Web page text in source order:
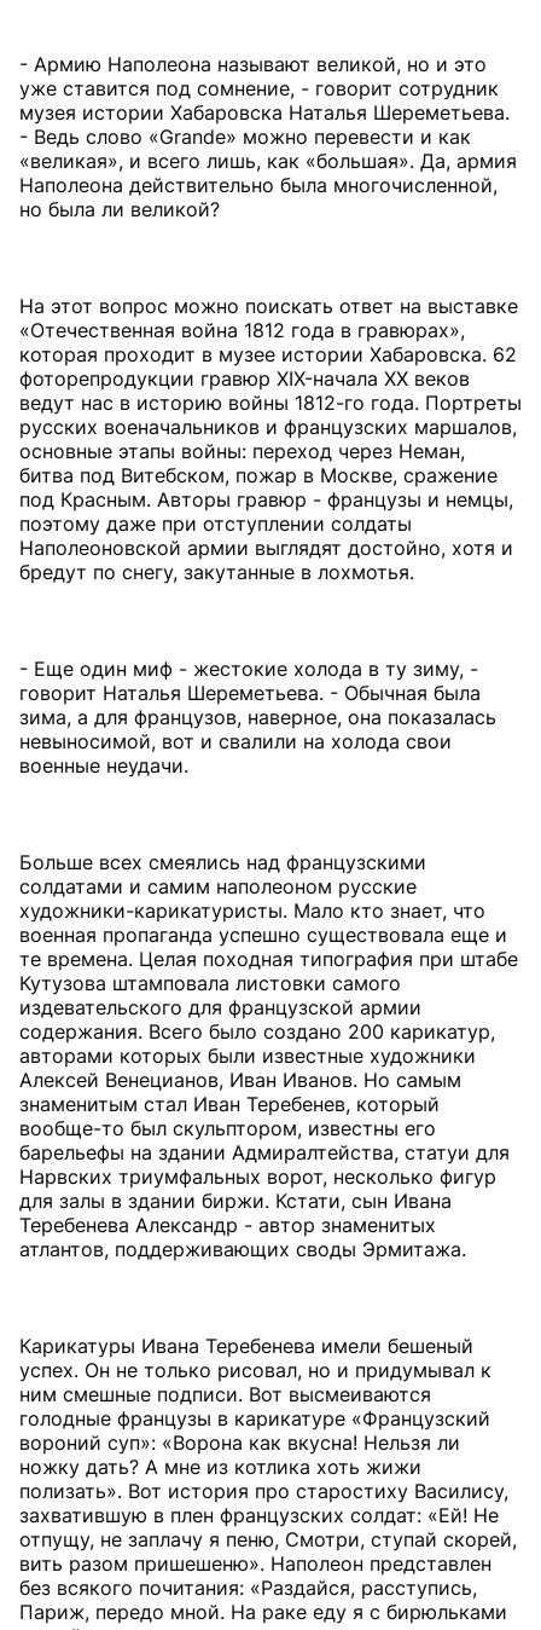
- Армию Наполеона называют великой, но и это
уже ставится под сомнение, - говорит сотрудник
музея истории Хабаровска Наталья Шереметьева.
- Ведь слово «Grande» можно перевести и как
«великая», и всего лишь, как «большая». Да, армия
Наполеона действительно была многочисленной,
но была ли великой?
На этот вопрос можно поискать ответ на выставке
«Отечественная война 1812 года в гравюрах»,
которая проходит в музее истории Хабаровска. 62
фоторепродукции гравюр XIX-начала XX веков
ведут нас в историю войны 1812-го года. Портреты
русских военачальников и французских маршалов,
основные этапы войны: переход через Неман,
битва под Витебском, пожар в Москве, сражение
под Красным. Авторы гравюр - французы и немцы,
поэтому даже при отступлении солдаты
Наполеоновской армии выглядят достойно, хотя и
бредут по снегу, закутанные в лохмотья.
- Еще один миф - жестокие холода в ту зиму, -
говорит Наталья Шереметьева. - Обычная была
зима, а для французов, наверное, она показалась
невыносимой, вот и свалили на холода свои
военные неудачи.
Больше всех смеялись над французскими
солдатами и самим наполеоном русские
художники-карикатуристы. Мало кто знает, что
военная пропаганда успешно существовала еще и
те времена. Целая походная типография при штабе
Кутузова штамповала листовки самого
издевательского для французской армии
содержания. Всего было создано 200 карикатур,
авторами которых были известные художники
Алексей Венецианов, Иван Иванов. Но самым
знаменитым стал Иван Теребенев, который
вообще-то был скульптором, известны его
барельефы на здании Адмиралтейства, статуи для
Нарвских триумфальных ворот, несколько фигур
для залы в здании биржи. Кстати, сын Ивана
Теребенева Александр - автор знаменитых
атлантов, поддерживающих своды Эрмитажа.
Карикатуры Ивана Теребенева имели бешеный
успех. Он не только рисовал, но и придумывал к
ним смешные подписи. Вот высмеиваются
голодные французы в карикатуре «Французский
вороний суп»: «Ворона как вкусна! Нельзя ли
ножку дать? А мне из котлика хоть жижи
полизать». Вот история про старостиху Василису,
захватившую в плен французских солдат: «Ей! Не
отпущу, не заплачу я пеню, Смотри, ступай скорей,
вить разом пришешеню». Наполеон представлен
без всякого почитания: «Раздайся, расступись,
Париж, передо мной. На раке еду я с бирюльками